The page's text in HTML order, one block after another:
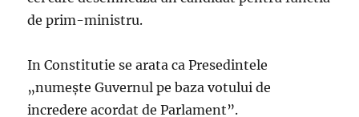
de prim-ministru.
In Constitutie se arata ca Presedintele
„numeşte Guvernul pe baza votului de
incredere acordat de Parlament”.